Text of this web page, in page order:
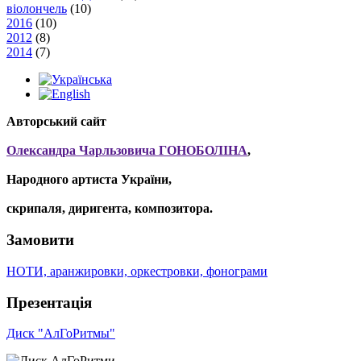
віолончель (10)
2016 (10)
2012 (8)
2014 (7)
Авторський сайт
Олександра Чарльзовича ГОНОБОЛІНА,
Народного артиста України,
скрипаля, диригента, композитора.
Замовити
НОТИ, аранжировки, оркестровки, фонограми
Презентація
Диск "АлГоРитмы"